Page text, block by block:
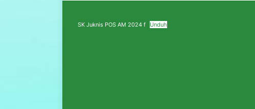
SK Juknis POS AM 2024 f Unduh